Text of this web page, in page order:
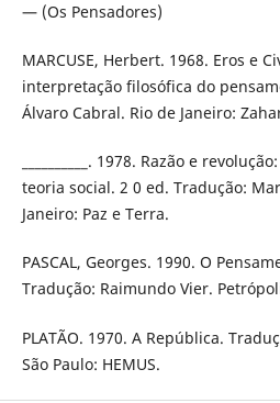
— (Os Pensadores)
MARCUSE, Herbert. 1968. Eros e
interpretação filosófica do
Álvaro Cabral. Rio de Janeiro:
__________. 1978. Razão e
teoria social. 2 0 ed. Tradução:
Janeiro: Paz e Terra.
PASCAL, Georges. 1990. O
Tradução: Raimundo Vier.
PLATÃO. 1970. A República.
São Paulo: HEMUS.